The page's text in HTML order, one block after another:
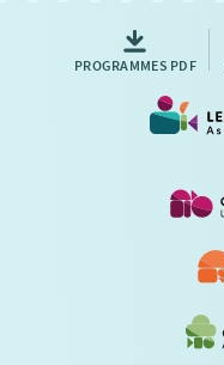
PROGRAMMES PDF